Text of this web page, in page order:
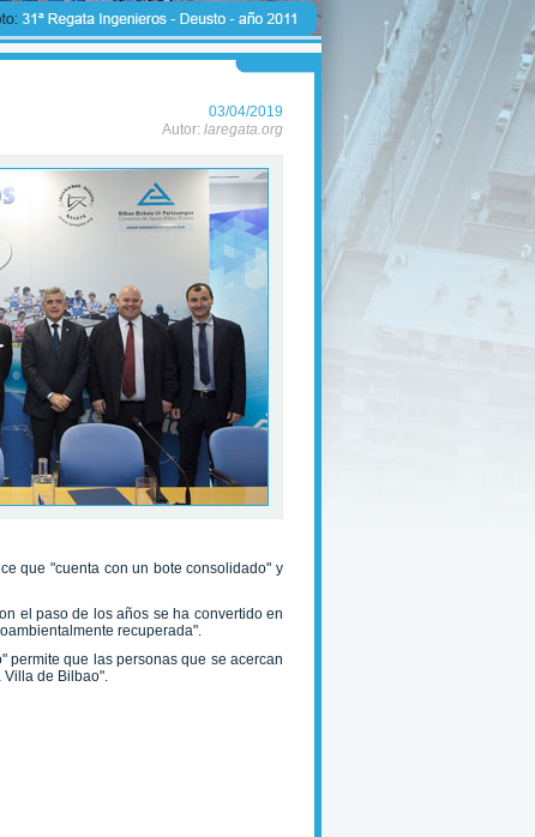
03/04/2019
Autor: laregata.org
que "cuenta con un bote consolidado" y
el paso de los años se ha convertido en
recuperada".
permite que las personas que se acercan
Villa de Bilbao".